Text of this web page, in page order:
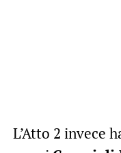
L’Atto 2 invece